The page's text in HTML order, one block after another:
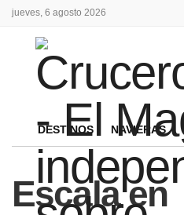
jueves, 6 agosto 2026
DESTINOS NAVIERAS
Escala en